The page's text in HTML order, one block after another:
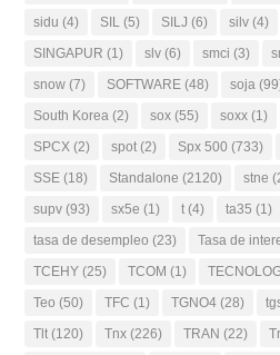
sidu (4) SIL (5) SILJ (6) silv (4)
SINGAPUR (1) slv (6) smci (3)
snow (7) SOFTWARE (48) soja
South Korea (2) sox (55) soxx (1)
SPCX (2) spot (2) Spx 500 (733)
SSE (18) Standalone (2120) stne
supv (93) sx5e (1) t (4) ta35 (1)
tasa de desempleo (23) Tasa de
TCEHY (25) TCOM (1)
Teo (50) TFC (1) TGNO4 (28)
Tlt (120) Tnx (226) TRAN (22)